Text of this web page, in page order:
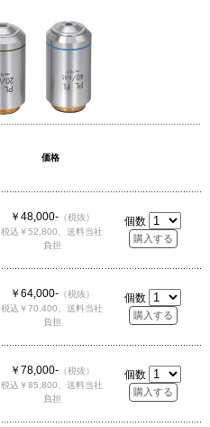
価格
￥48,000-（税抜）
税込￥52,800、送料当社
負担
個数
￥64,000-（税抜）
税込￥70,400、送料当社
負担
個数
￥78,000-（税抜）
税込￥85,800、送料当社
負担
個数